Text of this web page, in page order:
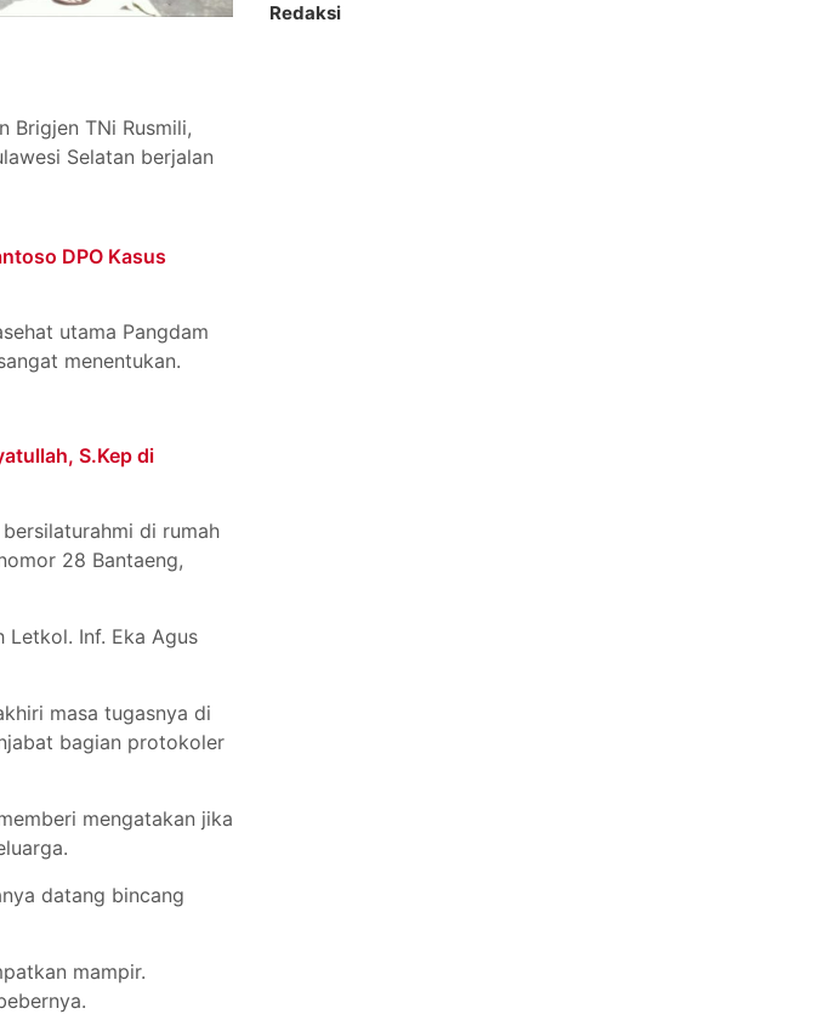
Brigjen TNi Rusmili,
Selatan berjalan
DPO Kasus
utama Pangdam
menentukan.
S.Kep di
di rumah
28 Bantaeng,
Letkol. Inf. Eka Agus
masa tugasnya di
bagian protokoler
mengatakan jika
datang bincang
mampir.
Redaksi